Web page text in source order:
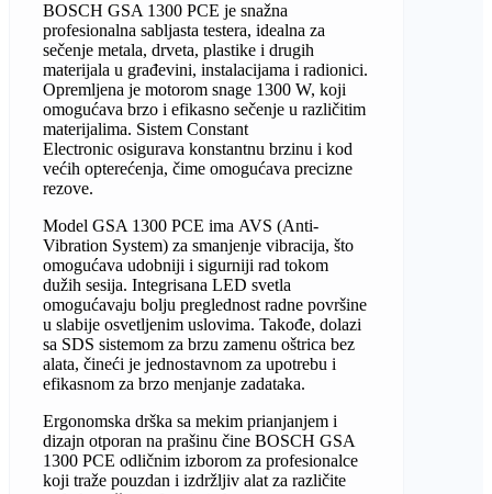
BOSCH GSA 1300 PCE je snažna
profesionalna sabljasta testera, idealna za
sečenje metala, drveta, plastike i drugih
materijala u građevini, instalacijama i radionici.
Opremljena je motorom snage 1300 W, koji
omogućava brzo i efikasno sečenje u različitim
materijalima. Sistem Constant
Electronic osigurava konstantnu brzinu i kod
većih opterećenja, čime omogućava precizne
rezove.
Model GSA 1300 PCE ima AVS (Anti-
Vibration System) za smanjenje vibracija, što
omogućava udobniji i sigurniji rad tokom
dužih sesija. Integrisana LED svetla
omogućavaju bolju preglednost radne površine
u slabije osvetljenim uslovima. Takođe, dolazi
sa SDS sistemom za brzu zamenu oštrica bez
alata, čineći je jednostavnom za upotrebu i
efikasnom za brzo menjanje zadataka.
Ergonomska drška sa mekim prianjanjem i
dizajn otporan na prašinu čine BOSCH GSA
1300 PCE odličnim izborom za profesionalce
koji traže pouzdan i izdržljiv alat za različite